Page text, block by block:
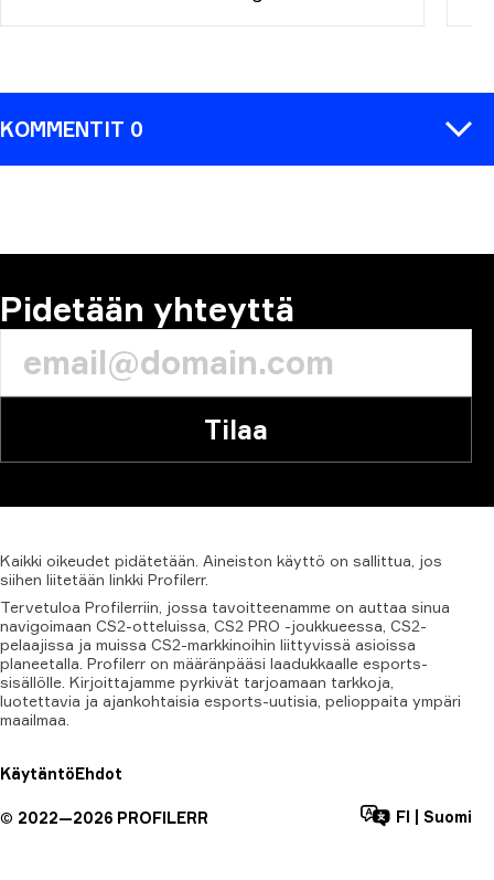
KOMMENTIT 0
Pidetään yhteyttä
Tilaa
Kaikki oikeudet pidätetään. Aineiston käyttö on sallittua, jos
siihen liitetään linkki Profilerr.
Tervetuloa Profilerriin, jossa tavoitteenamme on auttaa sinua
navigoimaan CS2-otteluissa, CS2 PRO -joukkueessa, CS2-
pelaajissa ja muissa CS2-markkinoihin liittyvissä asioissa
planeetalla. Profilerr on määränpääsi laadukkaalle esports-
sisällölle. Kirjoittajamme pyrkivät tarjoamaan tarkkoja,
luotettavia ja ajankohtaisia esports-uutisia, pelioppaita ympäri
maailmaa.
KäytäntöEhdot
© 2022—2026 PROFILERR FI Suomi